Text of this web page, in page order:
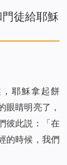
徒給耶穌
耶穌拿起餅
眼睛明亮了，
彼此説：「在
的時候，我們